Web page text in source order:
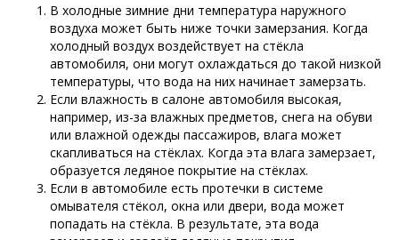
В холодные зимние дни температура наружного
воздуха может быть ниже точки замерзания. Когда
холодный воздух воздействует на стёкла
автомобиля, они могут охлаждаться до такой низкой
температуры, что вода на них начинает замерзать.
Если влажность в салоне автомобиля высокая,
например, из-за влажных предметов, снега на обуви
или влажной одежды пассажиров, влага может
скапливаться на стёклах. Когда эта влага замерзает,
образуется ледяное покрытие на стёклах.
Если в автомобиле есть протечки в системе
омывателя стёкол, окна или двери, вода может
попадать на стёкла. В результате, эта вода